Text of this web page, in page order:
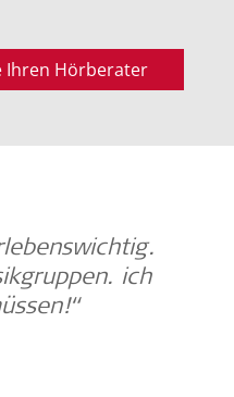
Ihren Hörberater
ich